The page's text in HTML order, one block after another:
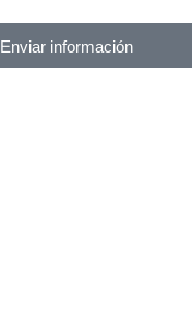
Enviar información